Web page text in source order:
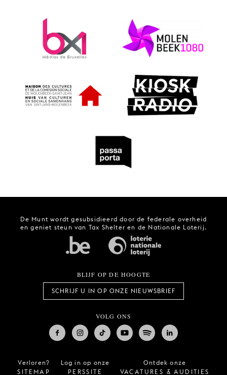
De Munt wordt gesubsidieerd door de federale overheid
en geniet steun van Tax Shelter en de Nationale Loterij.
BLIJF OP DE HOOGTE
SCHRIJF U IN OP ONZE NIEUWSBRIEF
VOLG ONS
Verloren?
SITEMAP
Log in op onze
PERSSITE
Ontdek onze
VACATURES & AUDITIES